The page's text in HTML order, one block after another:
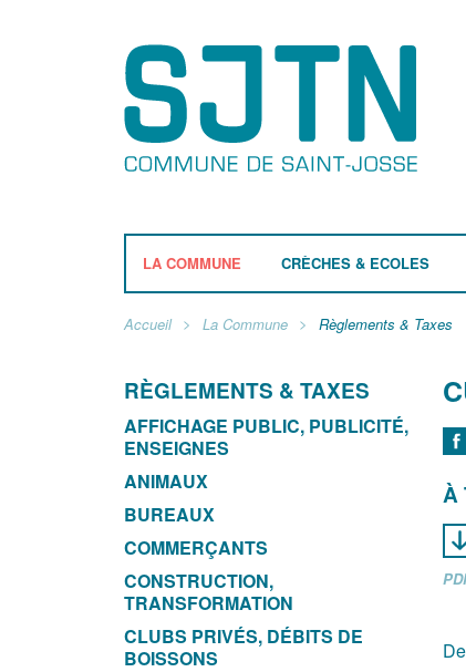
LA COMMUNE CRÈCHES & ECOLES
Accueil La Commune Règlements & Taxes
RÈGLEMENTS & TAXES
AFFICHAGE PUBLIC, PUBLICITÉ,
ENSEIGNES
ANIMAUX
BUREAUX
COMMERÇANTS
CONSTRUCTION,
TRANSFORMATION
CLUBS PRIVÉS, DÉBITS DE
BOISSONS
À